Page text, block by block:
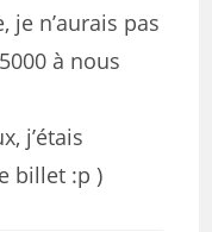
je n’aurais pas
à nous
j’étais
billet :p )